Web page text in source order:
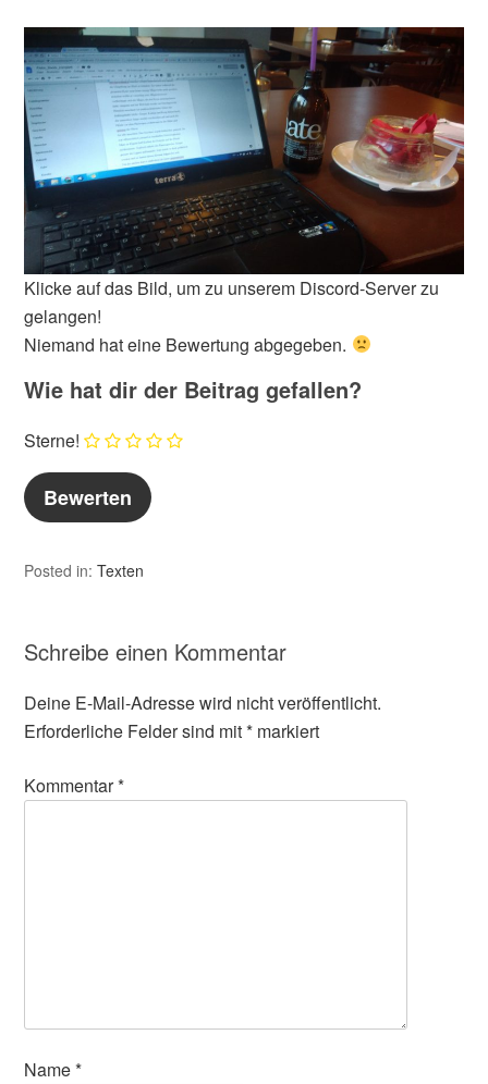
Klicke auf das Bild, um zu unserem Discord-Server zu
gelangen!
Niemand hat eine Bewertung abgegeben.
Wie hat dir der Beitrag gefallen?
Sterne!
Posted in:Texten
Schreibe einen Kommentar
Deine E-Mail-Adresse wird nicht veröffentlicht.
Erforderliche Felder sind mit* markiert
Kommentar*
Name*